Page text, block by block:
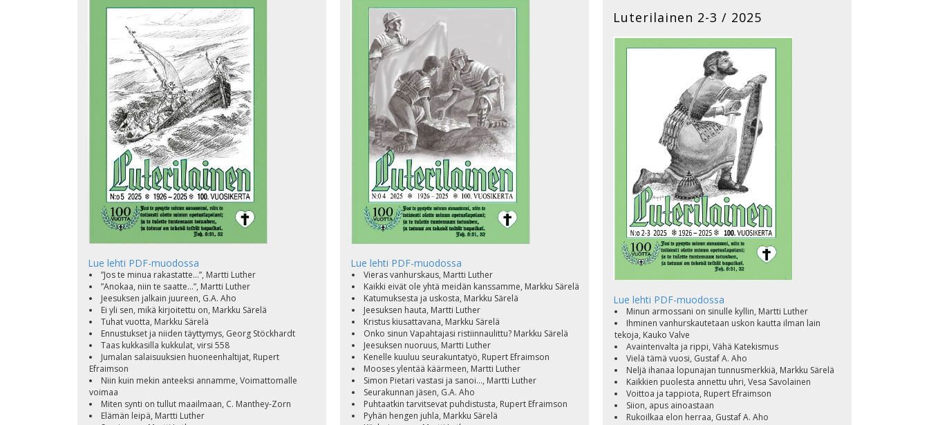
Tehtäviä, ilmoituksia ja toimintatietoja
Joulunumero Luterilainen 2025
Lue lehti PDF-muodossa
”Jos te minua rakastatte...”, Martti Luther
”Anokaa, niin te saatte...”, Martti Luther
Jeesuksen jalkain juureen, G.A. Aho
Ei yli sen, mikä kirjoitettu on, Markku Särelä
Tuhat vuotta, Markku Särelä
Ennustukset ja niiden täyttymys, Georg Stöckhardt
Taas kukkasilla kukkulat, virsi 558
Jumalan salaisuuksien huoneenhaltijat, Rupert
Efraimson
Niin kuin mekin anteeksi annamme, Voimattomalle
voimaa
Miten synti on tullut maailmaan, C. Manthey-Zorn
Elämän leipä, Martti Luther
Lue lehti PDF-muodossa
Vieras vanhurskaus, Martti Luther
Kaikki eivät ole yhtä meidän kanssamme, Markku Särelä
Katumuksesta ja uskosta, Markku Särelä
Jeesuksen hauta, Martti Luther
Kristus kiusattavana, Markku Särelä
Onko sinun Vapahtajasi ristiinnaulittu? Markku Särelä
Jeesuksen nuoruus, Martti Luther
Kenelle kuuluu seurakuntatyö, Rupert Efraimson
Mooses ylentää käärmeen, Martti Luther
Simon Pietari vastasi ja sanoi..., Martti Luther
Seurakunnan jäsen, G.A. Aho
Puhtaatkin tarvitsevat puhdistusta, Rupert Efraimson
Pyhän hengen juhla, Markku Särelä
Luterilainen 2-3 / 2025
Lue lehti PDF-muodossa
Minun armossani on sinulle kyllin, Martti Luther
Ihminen vanhurskautetaan uskon kautta ilman lain
tekoja, Kauko Valve
Avaintenvalta ja rippi, Vähä Katekismus
Vielä tämä vuosi, Gustaf A. Aho
Neljä ihanaa lopunajan tunnusmerkkiä, Markku Särelä
Kaikkien puolesta annettu uhri, Vesa Savolainen
Voittoa ja tappiota, Rupert Efraimson
Siion, apus ainoastaan
Rukoilkaa elon herraa, Gustaf A. Aho